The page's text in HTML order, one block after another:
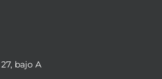
bajo A